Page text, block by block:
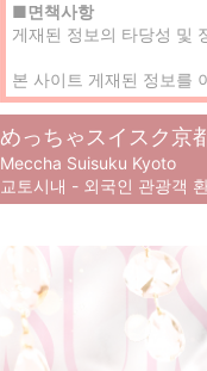
■면책사항
게재된 정보의 타당성 및
본 사이트 게재된 정보를
めっちゃスイスク京
Meccha Suisuku Kyoto
교토시내 - 외국인 관광객